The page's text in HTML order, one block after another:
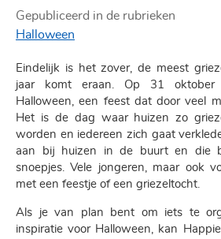
Gepubliceerd in de rubrieken
Halloween
Eindelijk is het zover, de meest
jaar komt eraan. Op 31 oktober
Halloween, een feest dat door veel
Het is de dag waar huizen zo
worden en iedereen zich gaat
aan bij huizen in de buurt en die
snoepjes. Vele jongeren, maar ook
met een feestje of een griezeltocht.
Als je van plan bent om iets te
inspiratie voor Halloween, kan